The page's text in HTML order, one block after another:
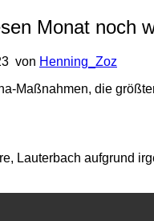
Monat noch
von Henning_Zoz
Maßnahmen, die
Lauterbach aufgrund